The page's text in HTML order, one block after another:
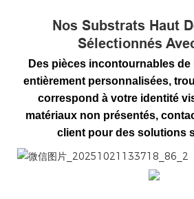
Nos Substrats Haut
Sélectionnés
Des pièces incontournables
entièrement personnalisées,
correspond à votre identité
matériaux non présentés,
client pour des solutions
微信图片_20251021133718_86_2